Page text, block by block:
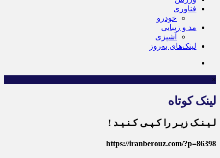
فناوری
خودرو
مد و زیبایی
آشپزی
لینک‌های به‌روز
×
لینک کوتاه
لـیـنـک زیـر را کـپـی کـنـیـد !
https://iranberouz.com/?p=86398